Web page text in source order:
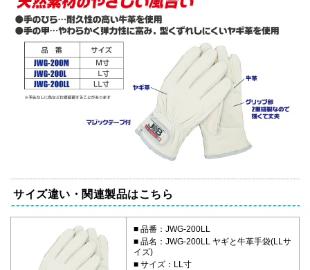
サイズ違い・関連製品はこちら
品番：JWG-200LL
品名：JWG-200LL ヤギと牛革手袋(LLサ
イズ)
サイズ：LL寸